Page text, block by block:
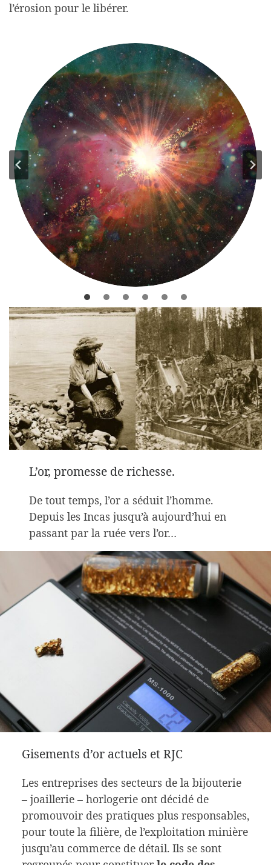
l’érosion pour le libérer.
L’or, promesse de richesse.
De tout temps, l’or a séduit l’homme.
Depuis les Incas jusqu’à aujourd’hui en
passant par la ruée vers l’or…
Gisements d’or actuels et RJC
Les entreprises des secteurs de la bijouterie
– joaillerie – horlogerie ont décidé de
promouvoir des pratiques plus responsables,
pour toute la filière, de l’exploitation minière
jusqu’au commerce de détail. Ils se sont